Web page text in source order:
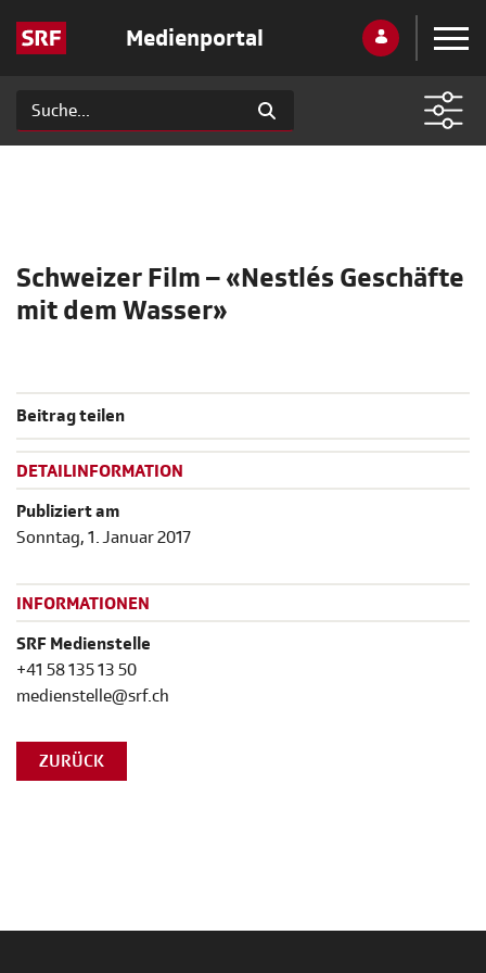
Medienportal
Schweizer Film – «Nestlés Geschäfte
mit dem Wasser»
Beitrag teilen
DETAILINFORMATION
Publiziert am
Sonntag, 1. Januar 2017
INFORMATIONEN
SRF Medienstelle
+41 58 135 13 50
medienstelle@srf.ch
ZURÜCK